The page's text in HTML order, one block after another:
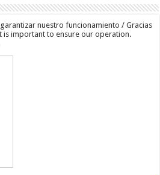
nuestro funcionamiento / Gracias
is important to ensure our operation.